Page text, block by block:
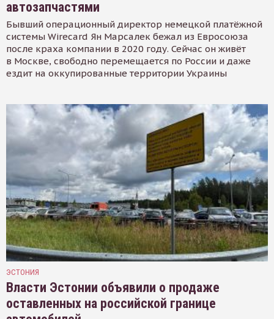
автозапчастями
Бывший операционный директор немецкой платёжной
системы Wirecard Ян Марсалек бежал из Евросоюза
после краха компании в 2020 году. Сейчас он живёт
в Москве, свободно перемещается по России и даже
ездит на оккупированные территории Украины
ЭСТОНИЯ
Власти Эстонии объявили о продаже
оставленных на российской границе